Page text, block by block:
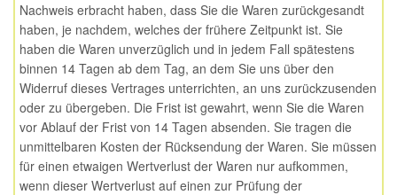
Nachweis erbracht haben, dass Sie die Waren zurückgesandt
haben, je nachdem, welches der frühere Zeitpunkt ist. Sie
haben die Waren unverzüglich und in jedem Fall spätestens
binnen 14 Tagen ab dem Tag, an dem Sie uns über den
Widerruf dieses Vertrages unterrichten, an uns zurückzusenden
oder zu übergeben. Die Frist ist gewahrt, wenn Sie die Waren
vor Ablauf der Frist von 14 Tagen absenden. Sie tragen die
unmittelbaren Kosten der Rücksendung der Waren. Sie müssen
für einen etwaigen Wertverlust der Waren nur aufkommen,
wenn dieser Wertverlust auf einen zur Prüfung der